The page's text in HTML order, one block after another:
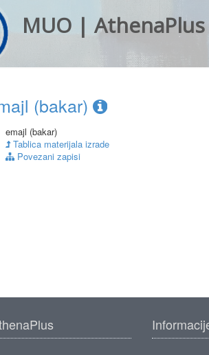
MUO | AthenaPlus
(bakar)
emajl (bakar)
Tablica materijala izrade
Povezani zapisi